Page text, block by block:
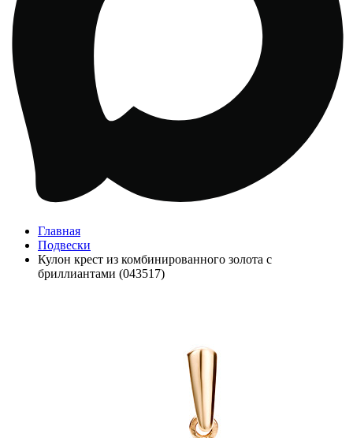
Главная
Подвески
Кулон крест из комбинированного золота с
бриллиантами (043517)